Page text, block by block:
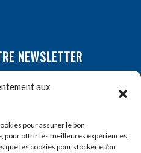
aux
pour assurer le bon
pour offrir les meilleures expériences,
que les cookies pour stocker et/ou
NEWSLETTER